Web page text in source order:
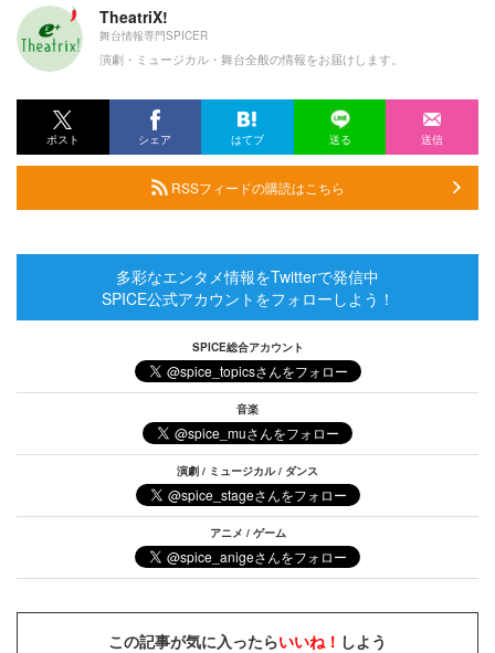
TheatriX!
舞台情報専門SPICER
演劇・ミュージカル・舞台全般の情報をお届けします。
ポスト シェア はてブ 送る 送信
RSSフィードの購読はこちら
多彩なエンタメ情報をTwitterで発信中
SPICE公式アカウントをフォローしよう！
SPICE総合アカウント
音楽
演劇 / ミュージカル / ダンス
アニメ / ゲーム
この記事が気に入ったらいいね！ しよう